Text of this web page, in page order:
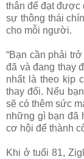
thân để đạt được
sự thông thái
cho mỗi người.
“Bạn cần phải
đã và đang thay
nhất là theo kịp
thay đổi. Nếu
sẽ có thêm sức
những gì bạn đã
cơ hội để thành
Khi ở tuổi 81,